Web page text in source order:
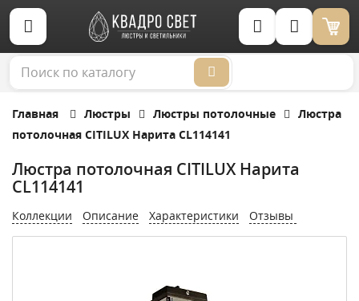
Корзина (0)
Главная Люстры Люстры потолочные
Люстра
потолочная CITILUX Нарита CL114141
Люстра потолочная CITILUX Нарита
CL114141
Коллекции Описание Характеристики Отзывы